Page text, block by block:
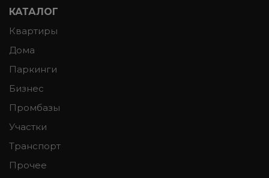
КАТАЛОГ
Квартиры
Дома
Паркинги
Бизнес
Промбазы
Участки
Транспорт
Прочее